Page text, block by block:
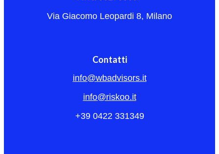
Via Giacomo Leopardi 8, Milano
Contatti
info@wbadvisors.it
info@riskoo.it
+39 0422 331349